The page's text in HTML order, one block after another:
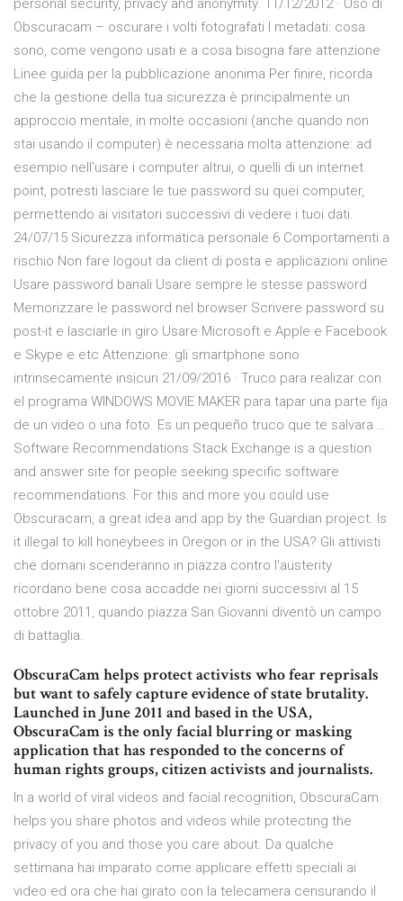
personal security, privacy and anonymity. 11/12/2012 · Uso di
Obscuracam – oscurare i volti fotografati I metadati: cosa
sono, come vengono usati e a cosa bisogna fare attenzione
Linee guida per la pubblicazione anonima Per finire, ricorda
che la gestione della tua sicurezza è principalmente un
approccio mentale, in molte occasioni (anche quando non
stai usando il computer) è necessaria molta attenzione: ad
esempio nell’usare i computer altrui, o quelli di un internet
point, potresti lasciare le tue password su quei computer,
permettendo ai visitatori successivi di vedere i tuoi dati.
24/07/15 Sicurezza informatica personale 6 Comportamenti a
rischio Non fare logout da client di posta e applicazioni online
Usare password banali Usare sempre le stesse password
Memorizzare le password nel browser Scrivere password su
post-it e lasciarle in giro Usare Microsoft e Apple e Facebook
e Skype e etc Attenzione: gli smartphone sono
intrinsecamente insicuri 21/09/2016 · Truco para realizar con
el programa WINDOWS MOVIE MAKER para tapar una parte fija
de un video o una foto. Es un pequeño truco que te salvara …
Software Recommendations Stack Exchange is a question
and answer site for people seeking specific software
recommendations. For this and more you could use
Obscuracam, a great idea and app by the Guardian project. Is
it illegal to kill honeybees in Oregon or in the USA? Gli attivisti
che domani scenderanno in piazza contro l'austerity
ricordano bene cosa accadde nei giorni successivi al 15
ottobre 2011, quando piazza San Giovanni diventò un campo
di battaglia.
ObscuraCam helps protect activists who fear reprisals
but want to safely capture evidence of state brutality.
Launched in June 2011 and based in the USA,
ObscuraCam is the only facial blurring or masking
application that has responded to the concerns of
human rights groups, citizen activists and journalists.
In a world of viral videos and facial recognition, ObscuraCam
helps you share photos and videos while protecting the
privacy of you and those you care about. Da qualche
settimana hai imparato come applicare effetti speciali ai
video ed ora che hai girato con la telecamera censurando il